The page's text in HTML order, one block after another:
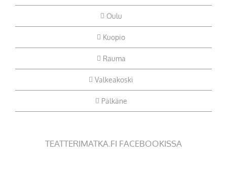
Oulu
Kuopio
Rauma
Valkeakoski
Pälkäne
TEATTERIMATKA.FI FACEBOOKISSA